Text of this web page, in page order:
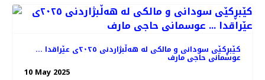
کێبڕکێی سودانی و مالکی لە هەڵبژاردنی ٢٠٢٥ی عێراقدا ...
عوسمانی حاجی مارف
10 May 2025